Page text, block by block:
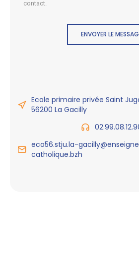
contact.
ENVOYER LE
Ecole primaire privée Saint
56200 La Gacilly
eco56.stju.la-
catholique.bzh